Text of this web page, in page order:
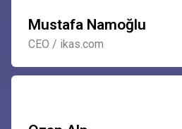
Mustafa Namoğlu
CEO / ikas.com